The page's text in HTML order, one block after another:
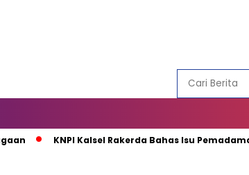
KNPI Kalsel Rakerda Bahas Isu Pemadaman Listrik